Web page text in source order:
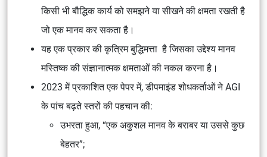
किसी भी बौद्धिक कार्य को समझने या सीखने की क्षमता रखती है
जो एक मानव कर सकता है।
यह एक प्रकार की कृत्रिम बुद्धिमत्ता है जिसका उद्देश्य मानव
मस्तिष्क की संज्ञानात्मक क्षमताओं की नकल करना है।
2023 में प्रकाशित एक पेपर में, डीपमाइंड शोधकर्ताओं ने AGI
के पांच बढ़ते स्तरों की पहचान की:
उभरता हुआ, “एक अकुशल मानव के बराबर या उससे कुछ
बेहतर”;